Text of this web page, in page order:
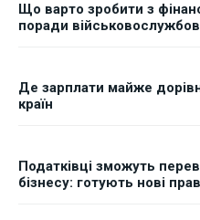
Що варто зробити з
поради
Де зарплати майже
країн
Податківці зможуть
бізнесу: готують нові